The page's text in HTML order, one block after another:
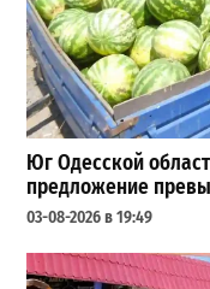
Юг Одесской
предложение
03-08-2026 в 19:49